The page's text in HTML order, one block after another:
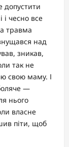
допустити
чесно все
травма
над
зникав,
так не
свою маму. І
—
нього
власне
піти, щоб